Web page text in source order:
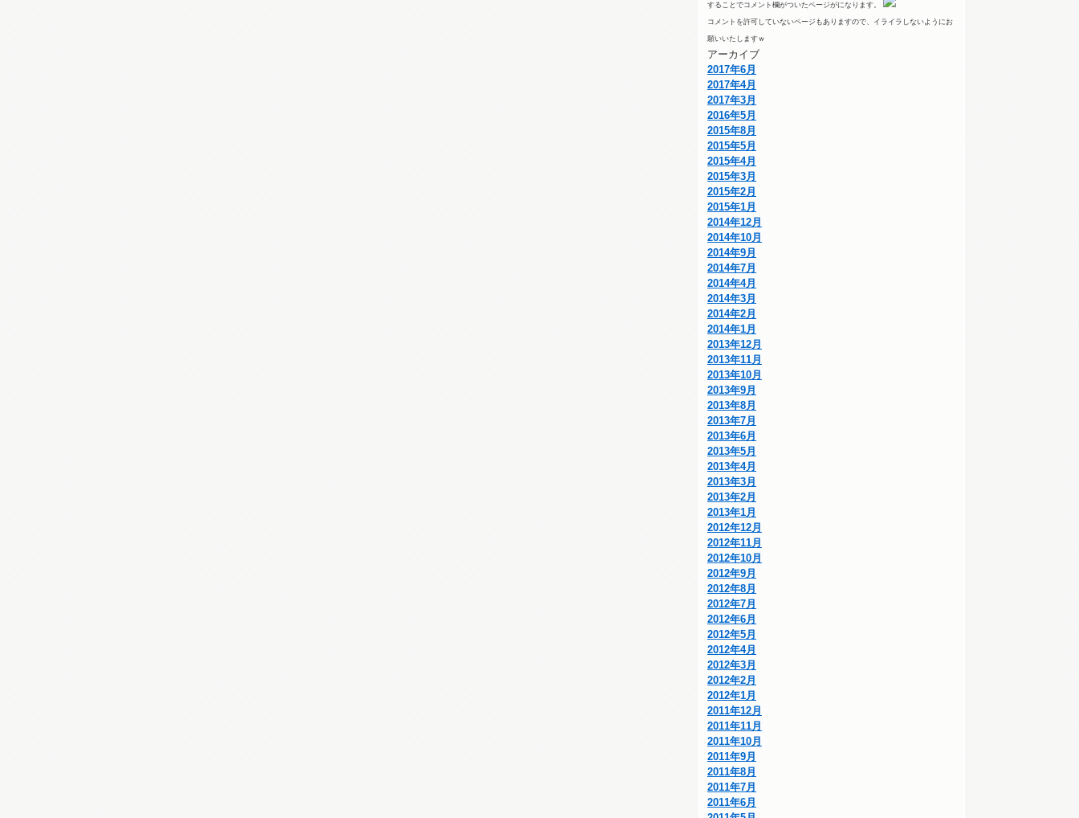
することでコメント欄がついたページがになります。
コメントを許可していないページもありますので、イライラしないようにお
願いいたしますｗ
アーカイブ
2017年6月
2017年4月
2017年3月
2016年5月
2015年8月
2015年5月
2015年4月
2015年3月
2015年2月
2015年1月
2014年12月
2014年10月
2014年9月
2014年7月
2014年4月
2014年3月
2014年2月
2014年1月
2013年12月
2013年11月
2013年10月
2013年9月
2013年8月
2013年7月
2013年6月
2013年5月
2013年4月
2013年3月
2013年2月
2013年1月
2012年12月
2012年11月
2012年10月
2012年9月
2012年8月
2012年7月
2012年6月
2012年5月
2012年4月
2012年3月
2012年2月
2012年1月
2011年12月
2011年11月
2011年10月
2011年9月
2011年8月
2011年7月
2011年6月